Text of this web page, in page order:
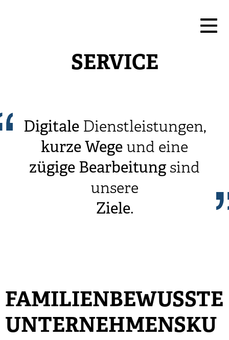
SERVICE
DigitaleDienstleistungen,
kurzeWege und eine
zügige Bearbeitung sind
unsere
Ziele.
FAMILIENBEWUSSTE
UNTERNEHMENSKU